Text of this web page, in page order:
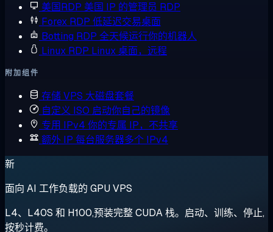
美国RDP 美国 IP 的管理员 RDP
Forex RDP 低延迟交易桌面
Botting RDP 全天候运行你的机器人
Linux RDP Linux 桌面，远程
附加组件
存储 VPS 大磁盘套餐
自定义 ISO 启动你自己的镜像
专用 IPv4 你的专属 IP，不共享
额外 IP 每台服务器多个 IPv4
新
面向 AI 工作负载的 GPU VPS
L4、L40S 和 H100,预装完整 CUDA 栈。启动、训练、停止,
按秒计费。